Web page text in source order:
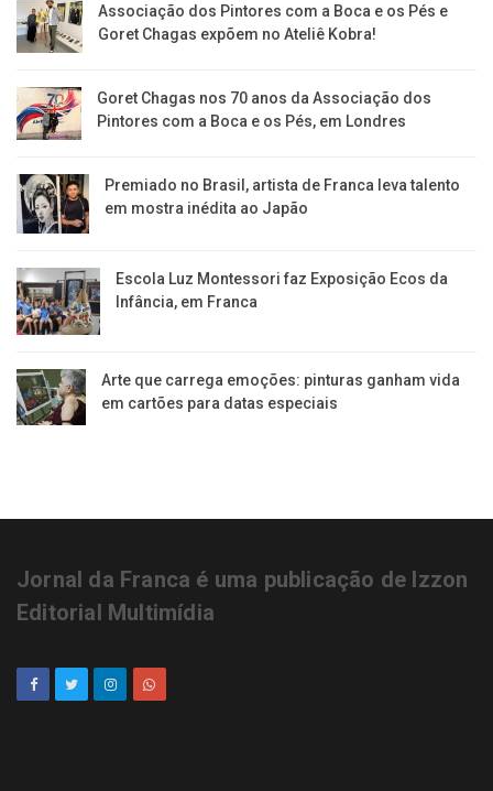
Associação dos Pintores com a Boca e os Pés e
Goret Chagas expõem no Ateliê Kobra!
Goret Chagas nos 70 anos da Associação dos
Pintores com a Boca e os Pés, em Londres
Premiado no Brasil, artista de Franca leva talento
em mostra inédita ao Japão
Escola Luz Montessori faz Exposição Ecos da
Infância, em Franca
Arte que carrega emoções: pinturas ganham vida
em cartões para datas especiais
Jornal da Franca é uma publicação de Izzon
Editorial Multimídia